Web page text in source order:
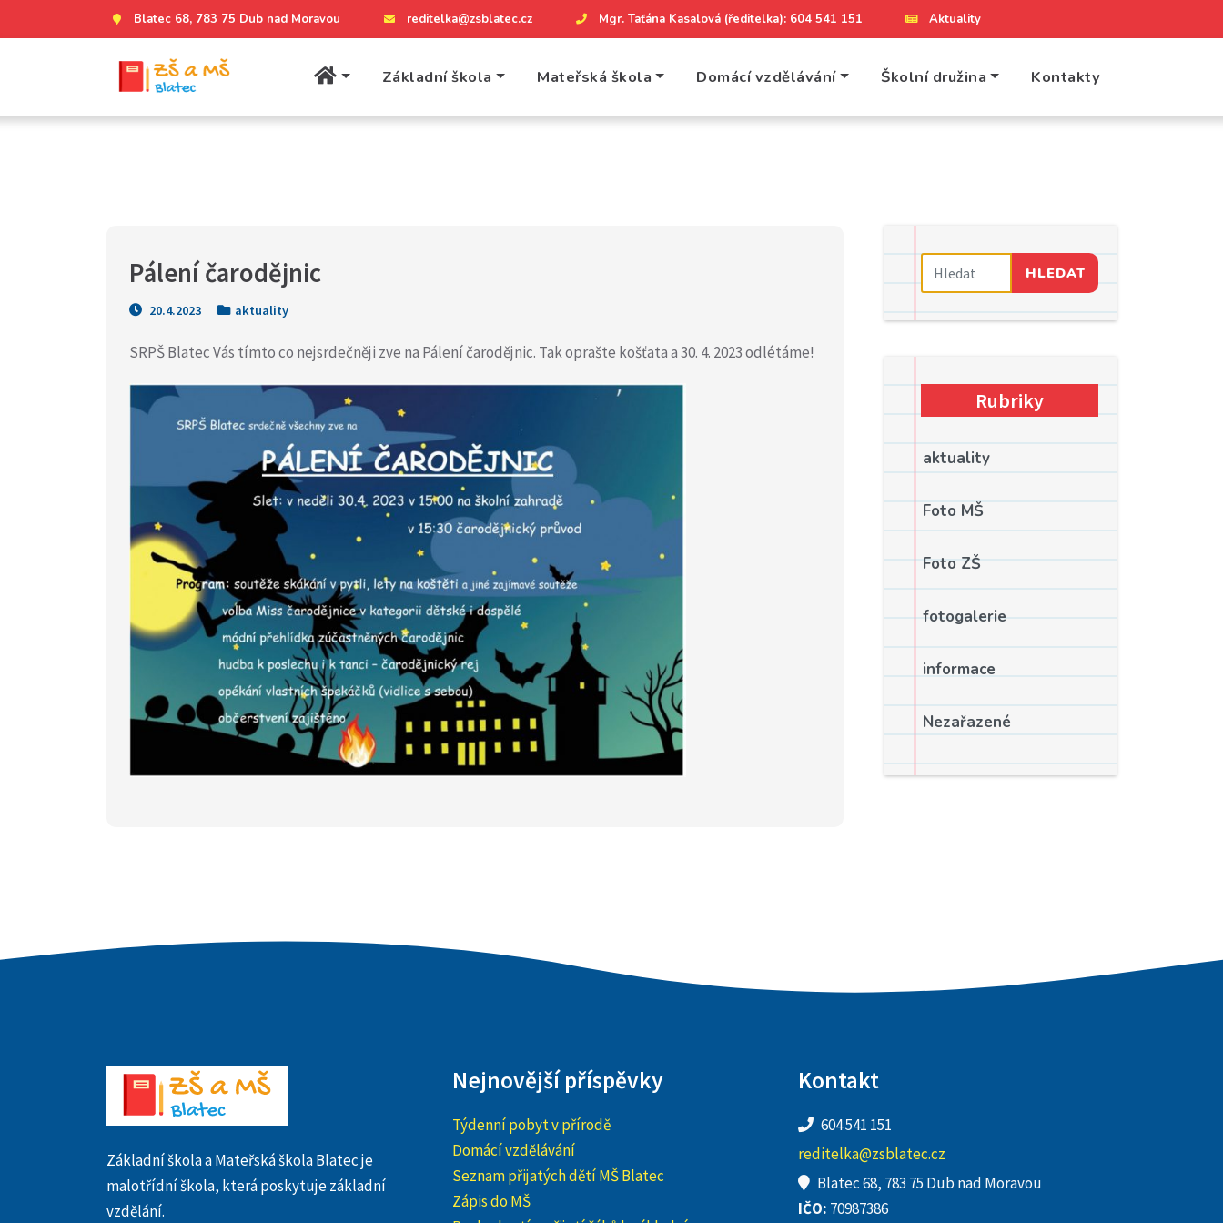
Blatec 68, 783 75 Dub nad Moravou reditelka@zsblatec.cz Mgr. Taťána Kasalová (ředitelka): 604 541 151 Aktuality
Základní škola Mateřská škola Domácí vzdělávání Školní družina Kontakty
Pálení čarodějnic
20.4.2023 aktuality
SRPŠ Blatec Vás tímto co nejsrdečněji zve na Pálení čarodějnic. Tak oprašte košťata a 30. 4. 2023 odlétáme!
HLEDAT
Rubriky
aktuality
Foto MŠ
Foto ZŠ
fotogalerie
informace
Nezařazené
Základní škola a Mateřská škola Blatec je
malotřídní škola, která poskytuje základní
vzdělání.
Nejnovější příspěvky
Týdenní pobyt v přírodě
Domácí vzdělávání
Seznam přijatých dětí MŠ Blatec
Zápis do MŠ
Kontakt
604 541 151
reditelka@zsblatec.cz
Blatec 68, 783 75 Dub nad Moravou
IČO: 70987386